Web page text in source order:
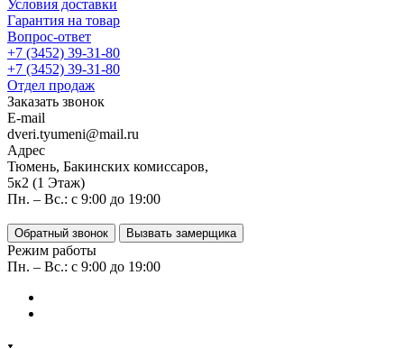
Условия доставки
Гарантия на товар
Вопрос-ответ
+7 (3452) 39-31-80
+7 (3452) 39-31-80
Отдел продаж
Заказать звонок
E-mail
dveri.tyumeni@mail.ru
Адрес
Тюмень, Бакинских комиссаров,
5к2 (1 Этаж)
Пн. – Вс.: с 9:00 до 19:00
Обратный звонок Вызвать замерщика
Режим работы
Пн. – Вс.: с 9:00 до 19:00